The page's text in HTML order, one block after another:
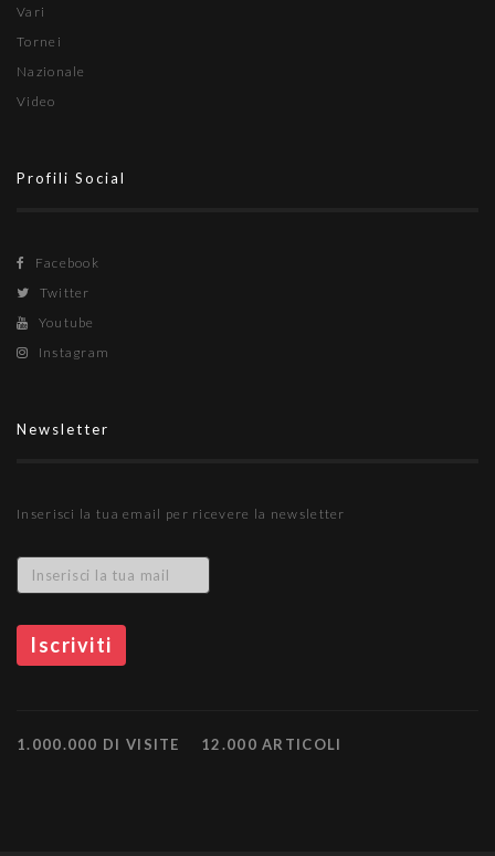
Vari
Tornei
Nazionale
Video
Profili Social
Facebook
Twitter
Youtube
Instagram
Newsletter
Inserisci la tua email per ricevere la newsletter
1.000.000 DI VISITE 12.000 ARTICOLI